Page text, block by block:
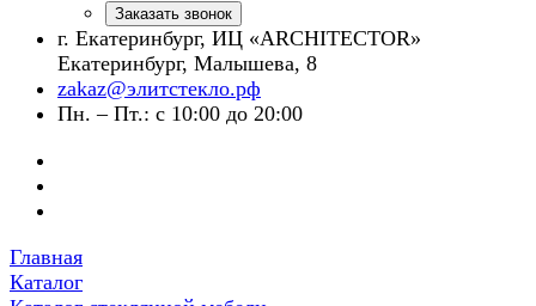
Заказать звонок
г. Екатеринбург, ИЦ «ARCHITECTOR»
Екатеринбург, Малышева, 8
zakaz@элитстекло.рф
Пн. – Пт.: с 10:00 до 20:00
Главная
Каталог